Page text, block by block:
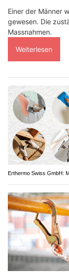
Einer der Männer
gewesen. Die
Massnahmen.
Weiterlesen
Erthermo Swiss GmbH: